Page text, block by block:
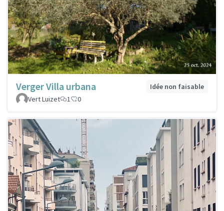
Verger Villa urbana
Idée non faisable
Vert Luizet
1 0